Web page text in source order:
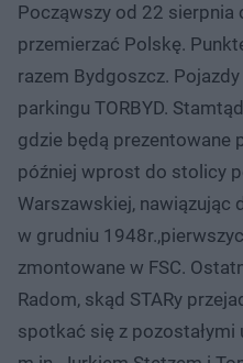
Począwszy od 22 sierpnia
przemierzać Polskę.
razem Bydgoszcz.
parkingu TORBYD.
gdzie będą prezentowane
później wprost do stolicy
Warszawskiej, nawiązując
w grudniu
zmontowane w FSC.
Radom, skąd STARy
spotkać się z